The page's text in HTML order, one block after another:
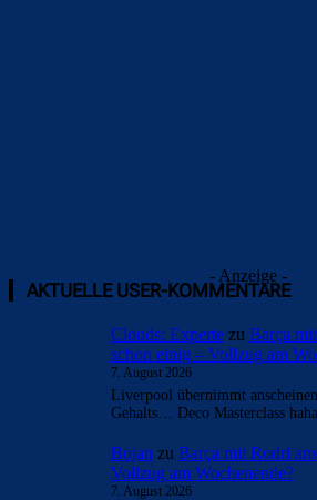
- Anzeige -
AKTUELLE USER-KOMMENTARE
Clouds: Experte zu Barça
schon einig – Vollzug am
7. August 2026